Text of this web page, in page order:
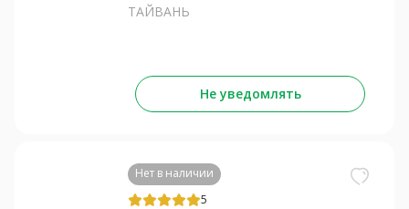
ТАЙВАНЬ
Не уведомлять
Нет в наличии
5